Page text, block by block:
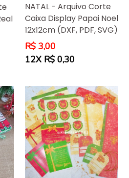
NATAL - Arquivo Corte
Caixa Display Papai Noel
12x12cm (DXF, PDF, SVG)
Preço
normal
R$ 3,00
12X R$ 0,30